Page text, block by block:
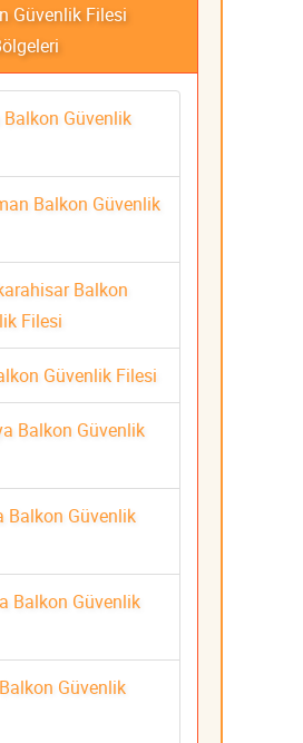
Güvenlik Filesi
Güvenlik
Balkon Güvenlik
Balkon
Filesi
Güvenlik Filesi
Balkon Güvenlik
Balkon Güvenlik
Balkon Güvenlik
Güvenlik